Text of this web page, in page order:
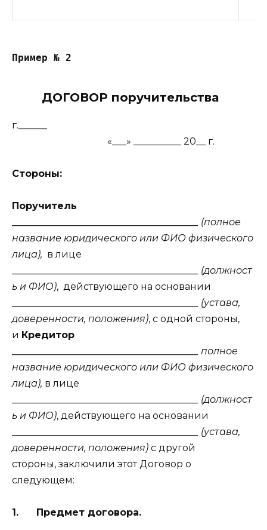
Пример № 2
ДОГОВОР поручительства
г.______
«___» __________ 20__ г.
Стороны:
Поручитель
(полное
название юридического или ФИО физического
лица), в лице
(должност
ь и ФИО), действующего на основании
(устава,
доверенности, положения), с одной стороны,
и Кредитор
полное
название юридического или ФИО физического
лица), в лице
(должност
ь и ФИО), действующего на основании
(устава,
доверенности, положения) с другой
стороны, заключили этот Договор о
следующем:
1. Предмет договора.